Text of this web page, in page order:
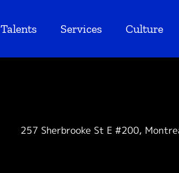
Talents Services Culture
257 Sherbrooke St E #200,